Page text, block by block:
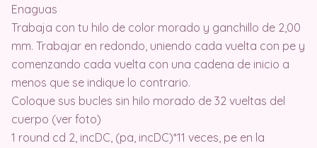
Enaguas
Trabaja con tu hilo de color morado y ganchillo de 2,00
mm. Trabajar en redondo, uniendo cada vuelta con pe y
comenzando cada vuelta con una cadena de inicio a
menos que se indique lo contrario.
Coloque sus bucles sin hilo morado de 32 vueltas del
cuerpo (ver foto)
1 round cd 2, incDC, (pa, incDC)*11 veces, pe en la